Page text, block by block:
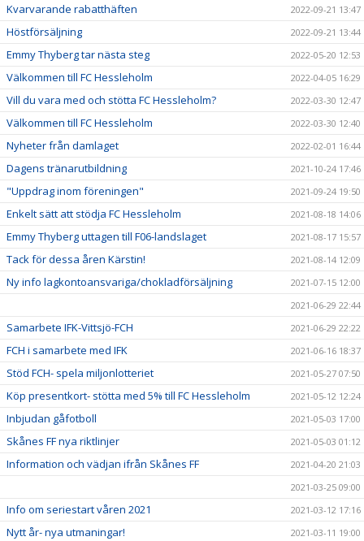
Kvarvarande rabatthäften 2022-09-21 13:47
Höstförsäljning 2022-09-21 13:44
Emmy Thyberg tar nästa steg 2022-05-20 12:53
Välkommen till FC Hessleholm 2022-04-05 16:29
Vill du vara med och stötta FC Hessleholm? 2022-03-30 12:47
Välkommen till FC Hessleholm 2022-03-30 12:40
Nyheter från damlaget 2022-02-01 16:44
Dagens tränarutbildning 2021-10-24 17:46
"Uppdrag inom föreningen" 2021-09-24 19:50
Enkelt sätt att stödja FC Hessleholm 2021-08-18 14:06
Emmy Thyberg uttagen till F06-landslaget 2021-08-17 15:57
Tack för dessa åren Kärstin! 2021-08-14 12:09
Ny info lagkontoansvariga/chokladförsäljning
2021-07-15 12:00
2021-06-29 22:44
Samarbete IFK-Vittsjö-FCH 2021-06-29 22:22
FCH i samarbete med IFK 2021-06-16 18:37
Stöd FCH- spela miljonlotteriet 2021-05-27 07:50
Köp presentkort- stötta med 5% till FC Hessleholm 2021-05-12 12:24
Inbjudan gåfotboll 2021-05-03 17:00
Skånes FF nya riktlinjer 2021-05-03 01:12
Information och vädjan ifrån Skånes FF
2021-04-20 21:03
2021-03-25 09:00
Info om seriestart våren 2021 2021-03-12 17:16
Nytt år- nya utmaningar! 2021-03-11 19:00